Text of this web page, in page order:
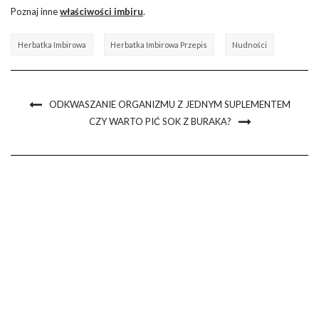
Poznaj innewłaściwości imbiru.
Herbatka Imbirowa Herbatka Imbirowa Przepis Nudności
ODKWASZANIE ORGANIZMU Z JEDNYM SUPLEMENTEM
CZY WARTO PIĆ SOK Z BURAKA?